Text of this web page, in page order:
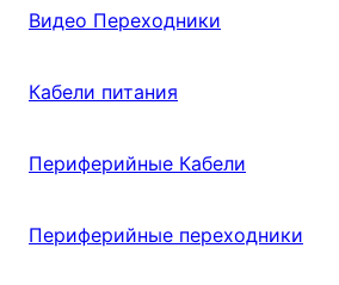
Видео Переходники
Кабели питания
Периферийные Кабели
Периферийные переходники